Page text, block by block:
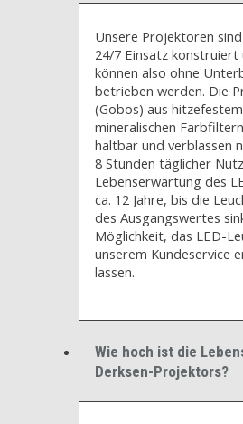
Unsere Projektoren
24/7 Einsatz konstruiert
können also ohne
betrieben werden. Die
(Gobos) aus
mineralischen
haltbar und verblassen
8 Stunden täglicher
Lebenserwartung des
ca. 12 Jahre, bis die
des Ausgangswertes
Möglichkeit, das LED-
unserem Kundeservice
lassen.
Wie hoch ist die
Derksen-Projektors?